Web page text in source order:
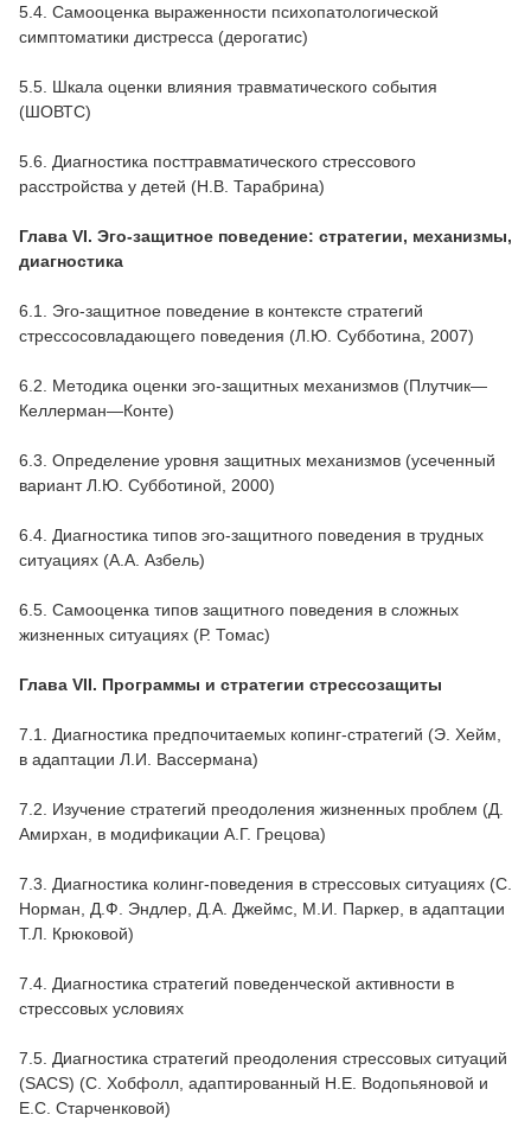
5.4. Самооценка выраженности психопатологической
симптоматики дистресса (дерогатис)
5.5. Шкала оценки влияния травматического события
(ШОВТС)
5.6. Диагностика посттравматического стрессового
расстройства у детей (Н.В. Тарабрина)
Глава VI. Эго-защитное поведение: стратегии, механизмы,
диагностика
6.1. Эго-защитное поведение в контексте стратегий
стрессосовладающего поведения (Л.Ю. Субботина, 2007)
6.2. Методика оценки эго-защитных механизмов (Плутчик—
Келлерман—Конте)
6.3. Определение уровня защитных механизмов (усеченный
вариант Л.Ю. Субботиной, 2000)
6.4. Диагностика типов эго-защитного поведения в трудных
ситуациях (А.А. Азбель)
6.5. Самооценка типов защитного поведения в сложных
жизненных ситуациях (Р. Томас)
Глава VII. Программы и стратегии стрессозащиты
7.1. Диагностика предпочитаемых копинг-стратегий (Э. Хейм,
в адаптации Л.И. Вассермана)
7.2. Изучение стратегий преодоления жизненных проблем (Д.
Амирхан, в модификации А.Г. Грецова)
7.3. Диагностика колинг-поведения в стрессовых ситуациях (С.
Норман, Д.Ф. Эндлер, Д.А. Джеймс, М.И. Паркер, в адаптации
Т.Л. Крюковой)
7.4. Диагностика стратегий поведенческой активности в
стрессовых условиях
7.5. Диагностика стратегий преодоления стрессовых ситуаций
(SACS) (С. Хобфолл, адаптированный Н.Е. Водопьяновой и
Е.С. Старченковой)